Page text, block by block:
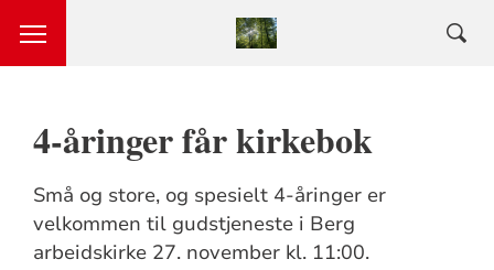
4-åringer får kirkebok
Små og store, og spesielt 4-åringer er
velkommen til gudstjeneste i Berg
arbeidskirke 27. november kl. 11:00.